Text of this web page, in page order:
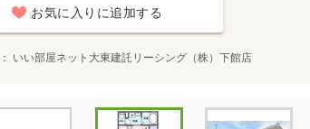
お気に入りに追加する
いい部屋ネット大東建託リーシング（株）下館店